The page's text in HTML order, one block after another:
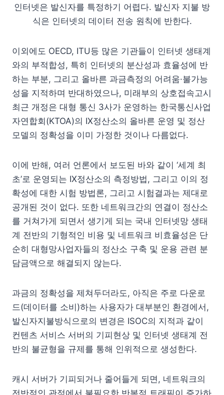
인터넷은 발신자를 특정하기 어렵다. 발신자 지불 방
식은 인터넷의 데이터 전송 원칙에 반한다.
이외에도 OECD, ITU등 많은 기관들이 인터넷 생태계
와의 부적합성, 특히 인터넷의 분산성과 효율성에 반
하는 부분, 그리고 올바른 과금측정의 어려움·불가능
성을 지적하며 반대하였으나, 미래부의 상호접속고시
최근 개정은 대형 통신 3사가 운영하는 한국통신사업
자연합회(KTOA)의 IX정산소의 올바른 운영 및 정산
모델의 정확성을 이미 가정한 것이나 다름없다.
이에 반해, 여러 언론에서 보도된 바와 같이 ‘세계 최
초’로 운영되는 IX정산소의 측정방법, 그리고 이의 정
확성에 대한 시험 방법론, 그리고 시험결과는 제대로
공개된 것이 없다. 또한 네트워크간의 연결이 정산소
를 거쳐가게 되면서 생기게 되는 국내 인터넷망 생태
계 전반의 기형적인 비용 및 네트워크 비효율성은 단
순히 대형망사업자들의 정산소 구축 및 운용 관련 분
담금액으로 해결되지 않는다.
과금의 정확성을 제쳐두더라도, 아직은 주로 다운로
드(데이터를 소비)하는 사용자가 대부분인 환경에서,
발신자지불방식으로의 변경은 ISOC의 지적과 같이
컨텐츠 서비스 서버의 기피현상 및 인터넷 생태계 전
반의 불균형을 규제를 통해 인위적으로 생성한다.
캐시 서버가 기피되거나 줄어들게 되면, 네트워크의
전반적인 관점에서 불필요한 반복적 트래픽이 증가하